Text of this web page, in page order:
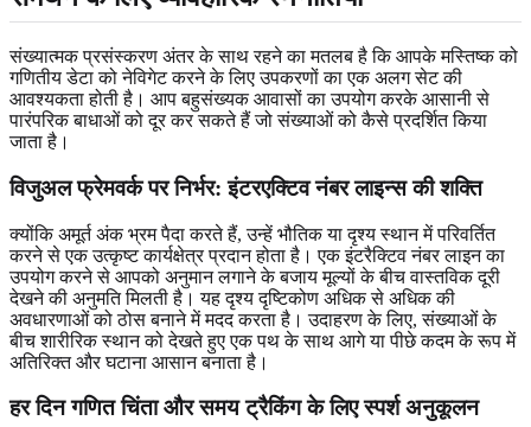
संख्यात्मक प्रसंस्करण अंतर के साथ रहने का मतलब है कि आपके मस्तिष्क को
गणितीय डेटा को नेविगेट करने के लिए उपकरणों का एक अलग सेट की
आवश्यकता होती है। आप बहुसंख्यक आवासों का उपयोग करके आसानी से
पारंपरिक बाधाओं को दूर कर सकते हैं जो संख्याओं को कैसे प्रदर्शित किया
जाता है।
विजुअल फ्रेमवर्क पर निर्भर: इंटरएक्टिव नंबर लाइन्स की शक्ति
क्योंकि अमूर्त अंक भ्रम पैदा करते हैं, उन्हें भौतिक या दृश्य स्थान में परिवर्तित
करने से एक उत्कृष्ट कार्यक्षेत्र प्रदान होता है। एक इंटरैक्टिव नंबर लाइन का
उपयोग करने से आपको अनुमान लगाने के बजाय मूल्यों के बीच वास्तविक दूरी
देखने की अनुमति मिलती है। यह दृश्य दृष्टिकोण अधिक से अधिक की
अवधारणाओं को ठोस बनाने में मदद करता है। उदाहरण के लिए, संख्याओं के
बीच शारीरिक स्थान को देखते हुए एक पथ के साथ आगे या पीछे कदम के रूप में
अतिरिक्त और घटाना आसान बनाता है।
हर दिन गणित चिंता और समय ट्रैकिंग के लिए स्पर्श अनुकूलन